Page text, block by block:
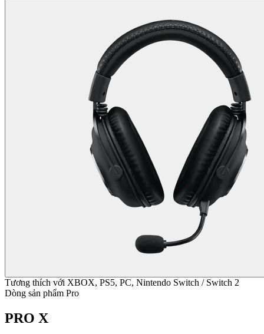
Tương thích với XBOX, PS5, PC, Nintendo Switch / Switch 2
Dòng sản phẩm Pro
PRO X